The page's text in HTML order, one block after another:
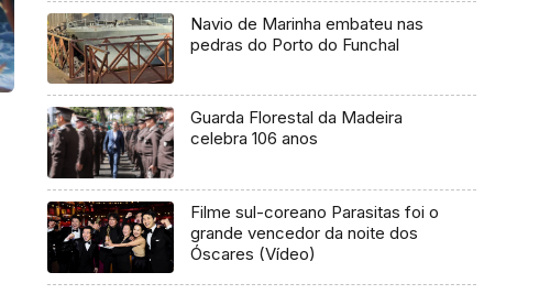
Navio de Marinha embateu nas
pedras do Porto do Funchal
Guarda Florestal da Madeira
celebra 106 anos
Filme sul-coreano Parasitas foi o
grande vencedor da noite dos
Óscares (Vídeo)